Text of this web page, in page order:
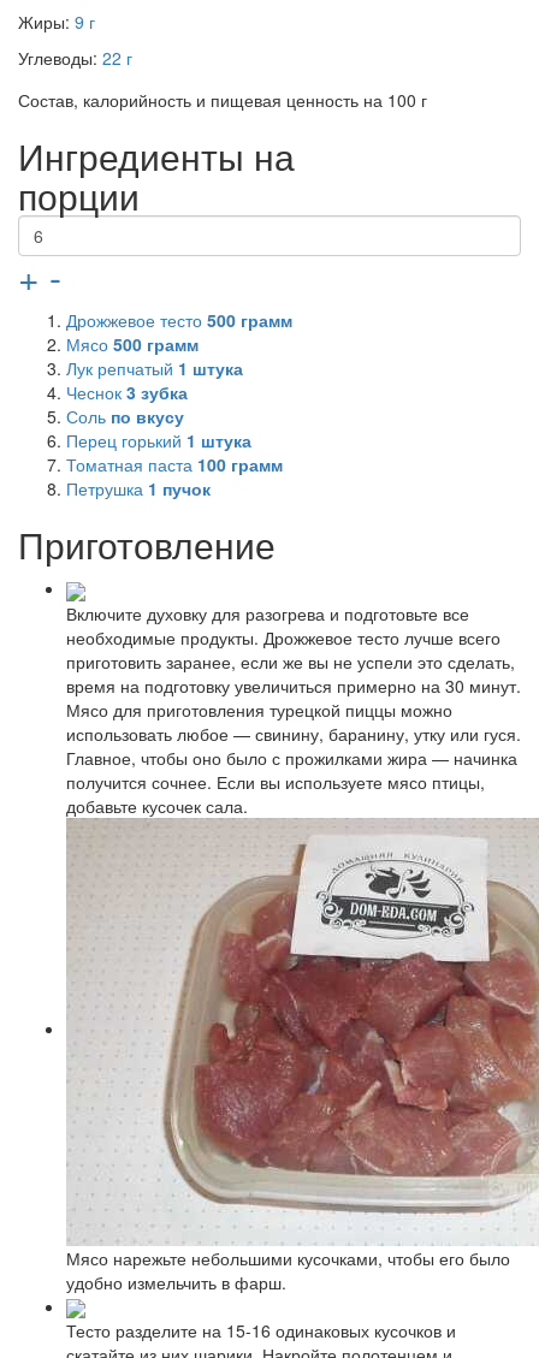
Жиры: 9 г
Углеводы: 22 г
Состав, калорийность и пищевая ценность на 100 г
Ингредиенты на
порции
+ -
Дрожжевое тесто 500 грамм
Мясо 500 грамм
Лук репчатый 1 штука
Чеснок 3 зубка
Соль по вкусу
Перец горький 1 штука
Томатная паста 100 грамм
Петрушка 1 пучок
Приготовление
Включите духовку для разогрева и подготовьте все
необходимые продукты. Дрожжевое тесто лучше всего
приготовить заранее, если же вы не успели это сделать,
время на подготовку увеличиться примерно на 30 минут.
Мясо для приготовления турецкой пиццы можно
использовать любое — свинину, баранину, утку или гуся.
Главное, чтобы оно было с прожилками жира — начинка
получится сочнее. Если вы используете мясо птицы,
добавьте кусочек сала.
Мясо нарежьте небольшими кусочками, чтобы его было
удобно измельчить в фарш.
Тесто разделите на 15-16 одинаковых кусочков и